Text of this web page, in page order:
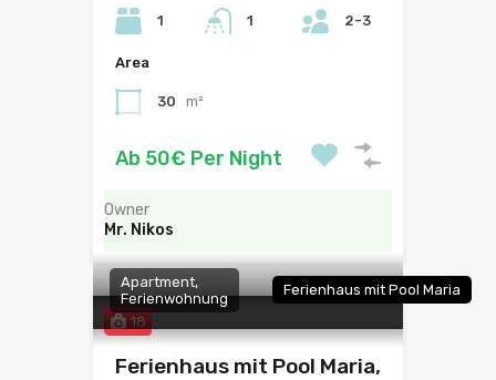
1 1 2-3
Area
30 m²
Ab 50€ Per Night
Owner
Mr. Nikos
18
Apartment,
Ferienwohnung
Ferienhaus mit Pool Maria
Ferienhaus mit Pool Maria,